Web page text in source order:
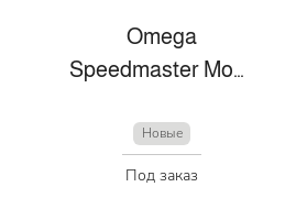
Omega
Speedmaster Moonwatch
Новые
Под заказ